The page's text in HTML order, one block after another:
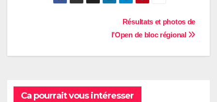
Résultats et photos de
l’Open de bloc régional
Ca pourrait vous intéresser